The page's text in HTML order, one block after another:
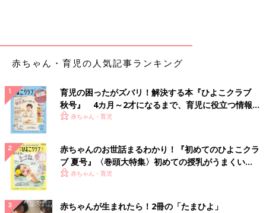
赤ちゃん・育児の人気記事ランキング
育児の困ったがズバリ！解決する本『ひよこクラブ
秋号』 4カ月～2才になるまで、育児に役立つ情報が
いっぱい！
赤ちゃん・育児
赤ちゃんのお世話まるわかり！『初めてのひよこクラ
ブ 夏号』〈巻頭大特集〉初めての授乳がうまくい
く！ おっぱい・ミルクの基本と夏のトラブル 解決テ
赤ちゃん・育児
赤ちゃんが生まれたら！2冊の「たまひよ」